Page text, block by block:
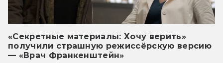
«Секретные материалы: Хочу верить»
получили страшную режиссёрскую версию
— «Врач Франкенштейн»